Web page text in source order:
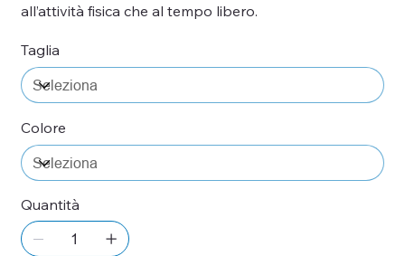
all’attività fisica che al tempo libero.
Taglia
Colore
Quantità